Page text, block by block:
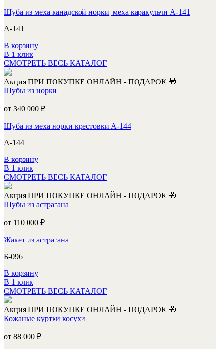
Шуба из меха канадской норки, меха каракульчи А-141
А-141
В корзину
В 1 клик
СМОТРЕТЬ ВЕСЬ КАТАЛОГ
Акция ПРИ ПОКУПКЕ ОНЛАЙН - ПОДАРОК 🎁
Шубы из норки
от 340 000 ₽
Шуба из меха норки крестовки А-144
А-144
В корзину
В 1 клик
СМОТРЕТЬ ВЕСЬ КАТАЛОГ
Акция ПРИ ПОКУПКЕ ОНЛАЙН - ПОДАРОК 🎁
Шубы из астрагана
от 110 000 ₽
Жакет из астрагана
Б-096
В корзину
В 1 клик
СМОТРЕТЬ ВЕСЬ КАТАЛОГ
Акция ПРИ ПОКУПКЕ ОНЛАЙН - ПОДАРОК 🎁
Кожаные куртки косухи
от 88 000 ₽